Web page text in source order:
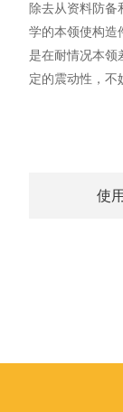
除去从资料防
学的本领使构造
是在耐情况本领
定的震动性，不
使